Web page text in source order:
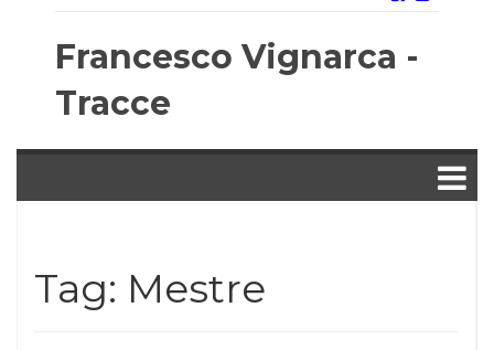
Francesco Vignarca -
Tracce
Tag: Mestre